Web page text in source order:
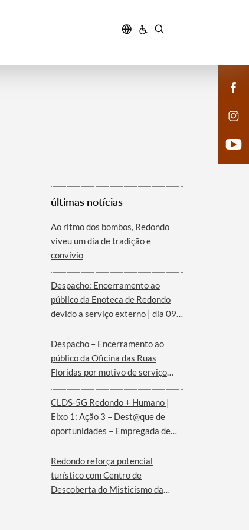
últimas notícias
Ao ritmo dos bombos, Redondo
viveu um dia de tradição e
convívio
Despacho: Encerramento ao
público da Enoteca de Redondo
devido a serviço externo | dia 09
Despacho – Encerramento ao
público da Oficina das Ruas
Floridas por motivo de serviço
CLDS-5G Redondo + Humano |
Eixo 1: Ação 3 – Dest@que de
oportunidades – Empregada de
Paulo – Serra d´Ossa)
Redondo reforça potencial
turístico com Centro de
Descoberta do Misticismo da
Serra d´Ossa